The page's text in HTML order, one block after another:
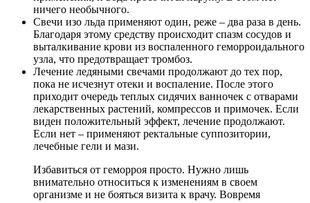
ничего необычного.
Свечи изо льда применяют один, реже – два раза в день.
Благодаря этому средству происходит спазм сосудов и
выталкивание крови из воспаленного геморроидального
узла, что предотвращает тромбоз.
Лечение ледяными свечами продолжают до тех пор,
пока не исчезнут отеки и воспаление. После этого
приходит очередь теплых сидячих ванночек с отварами
лекарственных растений, компрессов и примочек. Если
виден положительный эффект, лечение продолжают.
Если нет – применяют ректальные суппозитории,
лечебные гели и мази.
Избавиться от геморроя просто. Нужно лишь
внимательно относиться к изменениям в своем
организме и не бояться визита к врачу. Вовремя